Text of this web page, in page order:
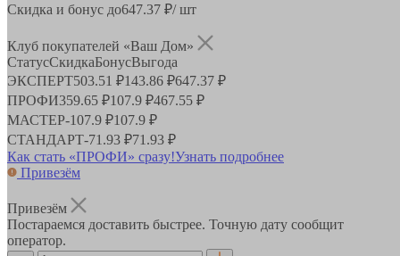
Скидка и бонус до647.37 ₽/ шт
Клуб покупателей «Ваш Дом»
СтатусСкидкаБонусВыгода
ЭКСПЕРТ503.51 ₽143.86 ₽647.37 ₽
ПРОФИ359.65 ₽107.9 ₽467.55 ₽
МАСТЕР-107.9 ₽107.9 ₽
СТАНДАРТ-71.93 ₽71.93 ₽
Как стать «ПРОФИ» сразу!Узнать подробнее
Привезём
Привезём
Постараемся доставить быстрее. Точную дату сообщит
оператор.